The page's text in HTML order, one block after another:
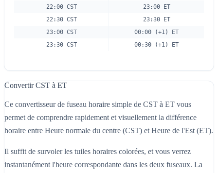
22:00 CST
23:00 ET
22:30 CST
23:30 ET
23:00 CST
00:00 (+1) ET
23:30 CST
00:30 (+1) ET
Convertir CST à ET
Ce convertisseur de fuseau horaire simple de CST à ET vous
permet de comprendre rapidement et visuellement la différence
horaire entre Heure normale du centre (CST) et Heure de l'Est (ET).
Il suffit de survoler les tuiles horaires colorées, et vous verrez
instantanément l'heure correspondante dans les deux fuseaux. La